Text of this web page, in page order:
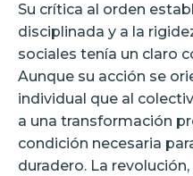
Su crítica al orden
disciplinada y a la
sociales tenía un claro
Aunque su acción se
individual que al
a una transformación
condición necesaria
duradero. La